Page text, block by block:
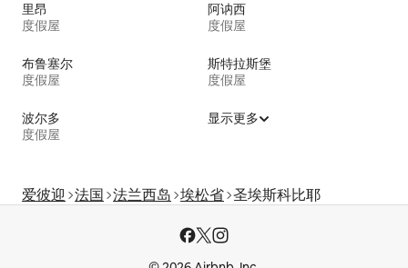
里昂
度假屋
阿讷西
度假屋
布鲁塞尔
度假屋
斯特拉斯堡
度假屋
波尔多
度假屋
显示更多
爱彼迎 法国 法兰西岛 埃松省 圣埃斯科比耶